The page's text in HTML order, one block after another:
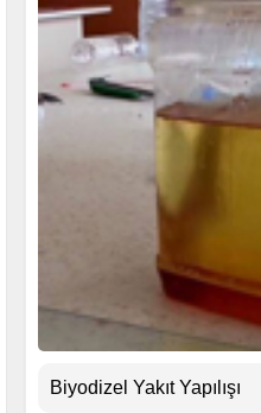
Biyodizel Yakıt Yapılışı